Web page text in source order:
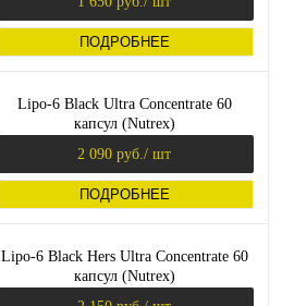
ПОДРОБНЕЕ
Lipo-6 Black Ultra Concentrate 60
капсул (Nutrex)
2 090 руб. / шт
ПОДРОБНЕЕ
Lipo-6 Black Hers Ultra Concentrate 60
капсул (Nutrex)